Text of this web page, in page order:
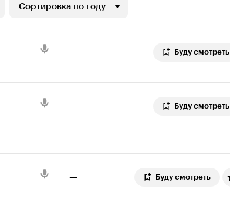
Сортировка по году
Буду смотреть
Буду смотреть
— Буду смотреть